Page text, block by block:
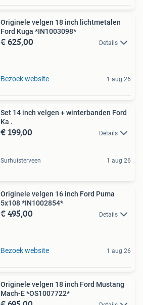
Originele velgen 18 inch lichtmetalen
Ford Kuga *IN1003098*
€ 625,00 Details
Bezoek website 1 aug 26
Set 14 inch velgen + winterbanden Ford
Ka .
€ 199,00 Details
Surhuisterveen 1 aug 26
Originele velgen 16 inch Ford Puma
5x108 *IN1002854*
€ 495,00 Details
Bezoek website 1 aug 26
Originele velgen 18 inch Ford Mustang
Mach-E *OS1007722*